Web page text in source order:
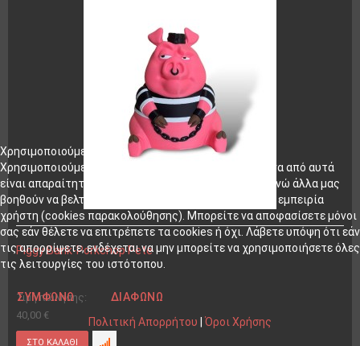
Piggy Bank-Porkchop Pete
Τιμή πώλησης:
40,00 €
Χρησιμοποιούμε cookies
Χρησιμοποιούμε cookies στον ιστότοπό μας. Ορισμένα από αυτά
είναι απαραίτητα για τη λειτουργία του ιστότοπου, ενώ άλλα μας
βοηθούν να βελτιώσουμε αυτόν τον ιστότοπο και την εμπειρία
χρήστη (cookies παρακολούθησης). Μπορείτε να αποφασίσετε μόνοι
σας εάν θέλετε να επιτρέπετε τα cookies ή όχι. Λάβετε υπόψη ότι εάν
τις απορρίψετε, ενδέχεται να μην μπορείτε να χρησιμοποιήσετε όλες
τις λειτουργίες του ιστότοπου.
ΣΥΜΦΩΝΏ
ΔΙΑΦΩΝΏ
Πολιτική Απορρήτου | Όροι Χρήσης